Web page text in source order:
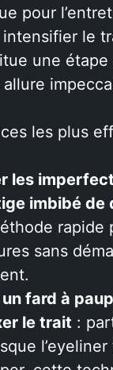
pour
le
une étape
les plus
les
imbibé de
rapide
sans
fard à
le trait :
l’eyeliner